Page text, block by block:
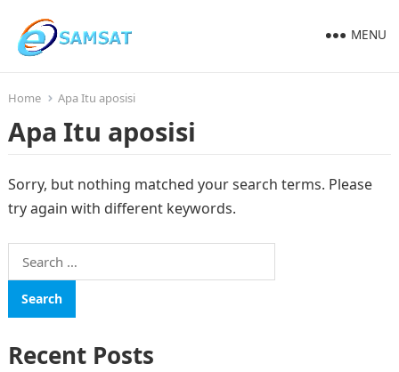
MENU
Home Apa Itu aposisi
Apa Itu aposisi
Sorry, but nothing matched your search terms. Please
try again with different keywords.
Search
for:
Recent Posts